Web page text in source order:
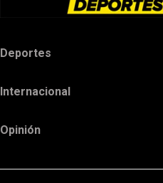
Deportes
Internacional
Opinión